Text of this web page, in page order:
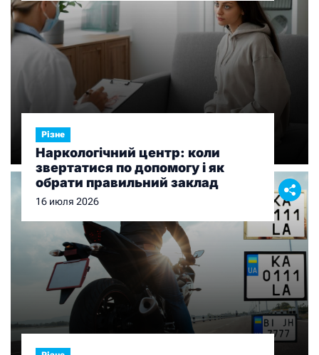
Різне
Наркологічний центр: коли
звертатися по допомогу і як
обрати правильний заклад
16 июля 2026